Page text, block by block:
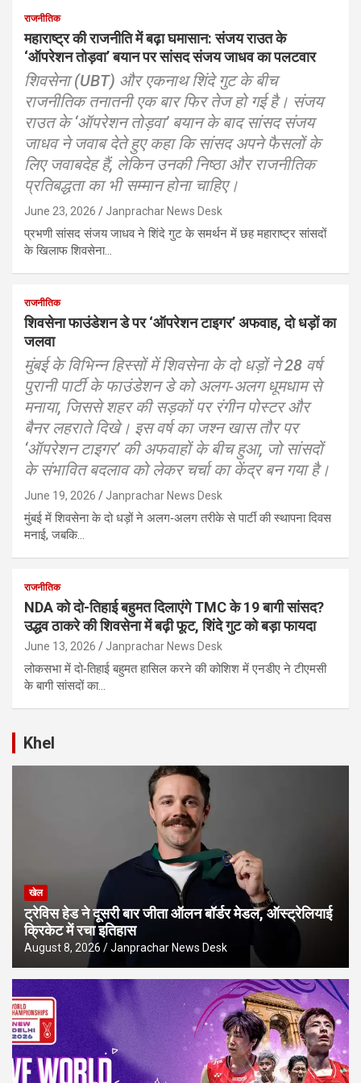
राजनीतिक
महाराष्ट्र की राजनीति में बढ़ा घमासान: संजय राउत के
‘ऑपरेशन तोड़वा’ बयान पर सांसद संजय जाधव का पलटवार
शिवसेना (UBT) और एकनाथ शिंदे गुट के बीच
राजनीतिक तनातनी एक बार फिर तेज हो गई है। संजय
राउत के ‘ऑपरेशन तोड़वा’ बयान के बाद सांसद संजय
जाधव ने जवाब देते हुए कहा कि सांसद अपने फैसलों के
लिए जवाबदेह हैं, लेकिन उनकी निष्ठा और राजनीतिक
प्रतिबद्धता का भी सम्मान होना चाहिए।
June 23, 2026 Janprachar News Desk
प्रभणी सांसद संजय जाधव ने शिंदे गुट के समर्थन में छह महाराष्ट्र सांसदों
के खिलाफ शिवसेना…
राजनीतिक
शिवसेना फाउंडेशन डे पर ‘ऑपरेशन टाइगर’ अफवाह, दो धड़ों का
जलवा
मुंबई के विभिन्न हिस्सों में शिवसेना के दो धड़ों ने 28 वर्ष
पुरानी पार्टी के फाउंडेशन डे को अलग‑अलग धूमधाम से
मनाया, जिससे शहर की सड़कों पर रंगीन पोस्टर और
बैनर लहराते दिखे। इस वर्ष का जश्न खास तौर पर
‘ऑपरेशन टाइगर’ की अफवाहों के बीच हुआ, जो सांसदों
के संभावित बदलाव को लेकर चर्चा का केंद्र बन गया है।
June 19, 2026 Janprachar News Desk
मुंबई में शिवसेना के दो धड़ों ने अलग‑अलग तरीके से पार्टी की स्थापना दिवस
मनाई, जबकि…
राजनीतिक
NDA को दो-तिहाई बहुमत दिलाएंगे TMC के 19 बागी सांसद?
उद्धव ठाकरे की शिवसेना में बढ़ी फूट, शिंदे गुट को बड़ा फायदा
June 13, 2026 Janprachar News Desk
लोकसभा में दो‑तिहाई बहुमत हासिल करने की कोशिश में एनडीए ने टीएमसी
के बागी सांसदों का…
Khel
खेल
ट्रेविस हेड ने दूसरी बार जीता ऑलन बॉर्डर मेडल, ऑस्ट्रेलियाई
क्रिकेट में रचा इतिहास
August 8, 2026 Janprachar News Desk